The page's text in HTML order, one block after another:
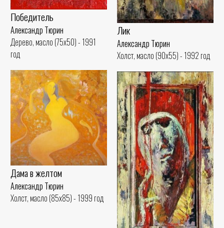
Лик
Александр Тюрин
Холст, масло (90x55) - 1992 год
Победитель
Александр Тюрин
Дерево, масло (75x50) - 1991
год
Дама в желтом
Александр Тюрин
Холст, масло (85x85) - 1999 год